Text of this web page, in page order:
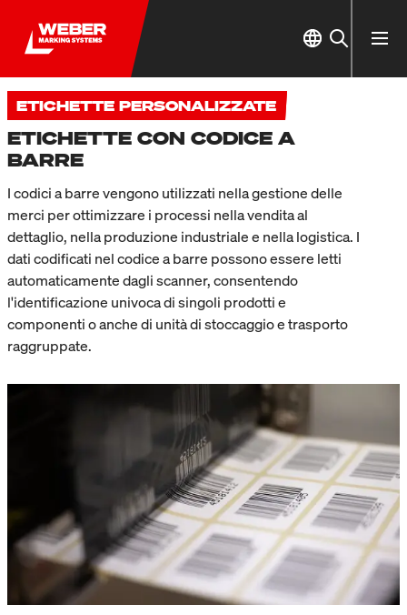
ETICHETTE PERSONALIZZATE
ETICHETTE CON CODICE A
BARRE
I codici a barre vengono utilizzati nella gestione delle
merci per ottimizzare i processi nella vendita al
dettaglio, nella produzione industriale e nella logistica. I
dati codificati nel codice a barre possono essere letti
automaticamente dagli scanner, consentendo
l'identificazione univoca di singoli prodotti e
componenti o anche di unità di stoccaggio e trasporto
raggruppate.